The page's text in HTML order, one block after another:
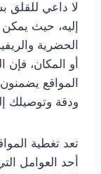
لا داعي للقلق
إليه، حيث
الحضرية
أو المكان، فإن
المواقع
ودقة وتوصيلك
تعد تغطية
أحد العوامل